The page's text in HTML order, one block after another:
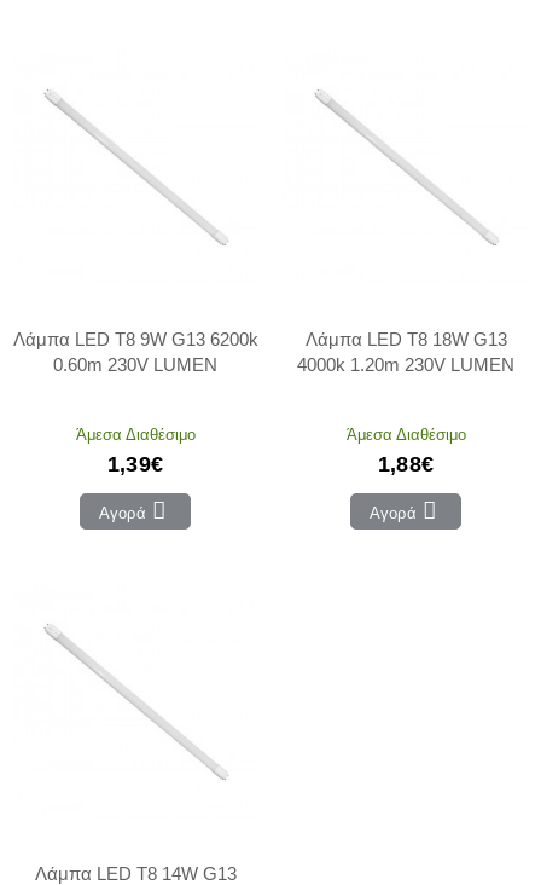
Λάμπα LED T8 9W G13 6200k
0.60m 230V LUMEN
Άμεσα Διαθέσιμο
1,39€
Αγορά
Λάμπα LED T8 18W G13
4000k 1.20m 230V LUMEN
Άμεσα Διαθέσιμο
1,88€
Αγορά
Λάμπα LED T8 14W G13